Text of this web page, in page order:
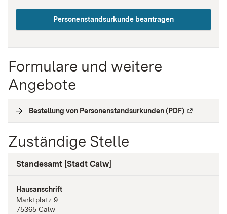
Personenstandsurkunde beantragen
Formulare und weitere
Angebote
Bestellung von Personenstandsurkunden (PDF) Externe
Zuständige Stelle
Standesamt [Stadt Calw]
Hausanschrift
Marktplatz 9
75365 Calw